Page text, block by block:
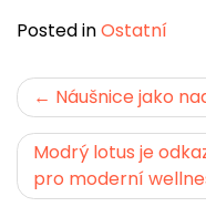
Posted inOstatní
Navigace
pro
příspěvek
Náušnice jako
Modrý lotus je
pro moderní